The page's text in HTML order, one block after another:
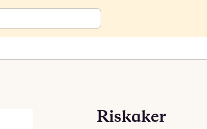
Riskaker